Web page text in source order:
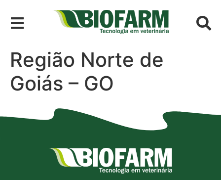
Região Norte de
Goiás – GO